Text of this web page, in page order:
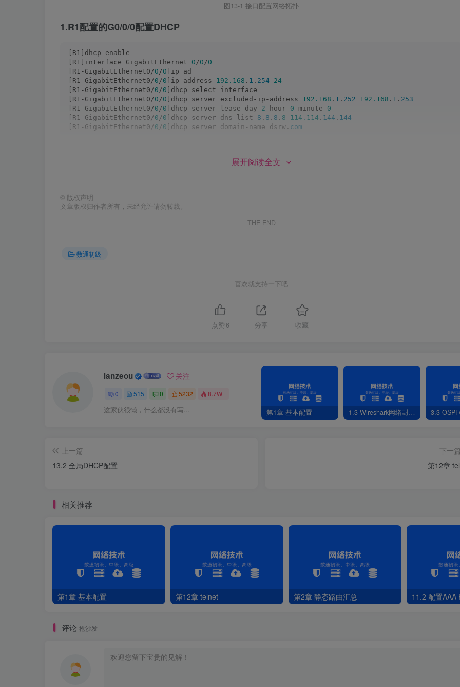
图13-1 接口配置网络拓扑
1.R1配置的G0/0/0配置DHCP
R1
dhcp enable
R1 interface GigabitEthernet 0 /0 /0
R1-GigabitEthernet0/0 /0
ip ad
R1-GigabitEthernet0/0 /0 ip address 192.168 . 1 . 254 24
R1-GigabitEthernet0/0 /0
dhcp select interface
R1-GigabitEthernet0/0 /0 dhcp server excluded-ip-address 192.168 . 1 . 252 192.168 . 1 . 253
R1-GigabitEthernet0/0 /0 dhcp server lease day 2 hour 0 minute 0
R1-GigabitEthernet0/0 /0 dhcp server dns-list 8 . 8 . 8 . 8 114.114 . 144 . 144
R1-GigabitEthernet0/0 /0 dhcp server domain-name dsrw. com
IPv6 gateway......................:
DNS server........................: 8.8.8 .8
114.114
展开阅读全文
© 版权声明
文章版权归作者所有，未经允许请勿转载。
THE END
数通初级
喜欢就支持一下吧
点赞 6 分享 收藏
lanzeou 关注
0 515 0 5232 8.7W+
这家伙很懒，什么都没有写... 第1章 基本配置 1.3 Wireshark网络封包分析软件 3.3 OSPF
上一篇
13.2 全局DHCP配置
下一篇
第12章
相关推荐
第1章 基本配置 第12章 telnet 第2章 静态路由汇总 11.2 配置AAA
评论 抢沙发